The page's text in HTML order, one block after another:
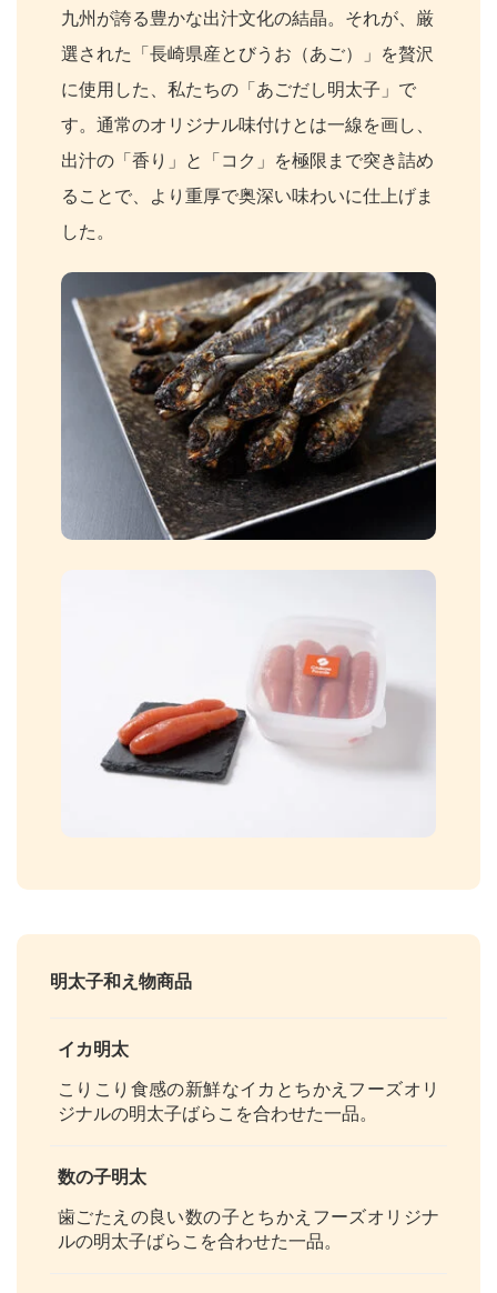
九州が誇る豊かな出汁文化の結晶。それが、厳
選された「長崎県産とびうお（あご）」を贅沢
に使用した、私たちの「あごだし明太子」で
す。通常のオリジナル味付けとは一線を画し、
出汁の「香り」と「コク」を極限まで突き詰め
ることで、より重厚で奥深い味わいに仕上げま
した。
明太子和え物商品
イカ明太
こりこり食感の新鮮なイカとちかえフーズオリ
ジナルの明太子ばらこを合わせた一品。
数の子明太
歯ごたえの良い数の子とちかえフーズオリジナ
ルの明太子ばらこを合わせた一品。